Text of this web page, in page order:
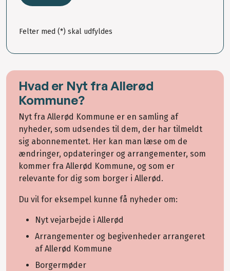
Felter med (*) skal udfyldes
Hvad er Nyt fra Allerød
Kommune?
Nyt fra Allerød Kommune er en samling af
nyheder, som udsendes til dem, der har tilmeldt
sig abonnementet. Her kan man læse om de
ændringer, opdateringer og arrangementer, som
kommer fra Allerød Kommune, og som er
relevante for dig som borger i Allerød.
Du vil for eksempel kunne få nyheder om:
Nyt vejarbejde i Allerød
Arrangementer og begivenheder arrangeret
af Allerød Kommune
Borgermøder